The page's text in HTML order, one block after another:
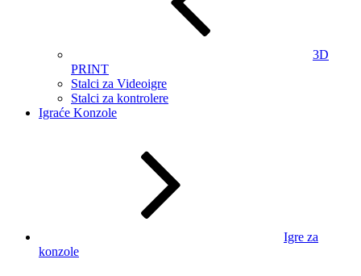
3D
PRINT
Stalci za Videoigre
Stalci za kontrolere
Igraće Konzole
Igre za
konzole